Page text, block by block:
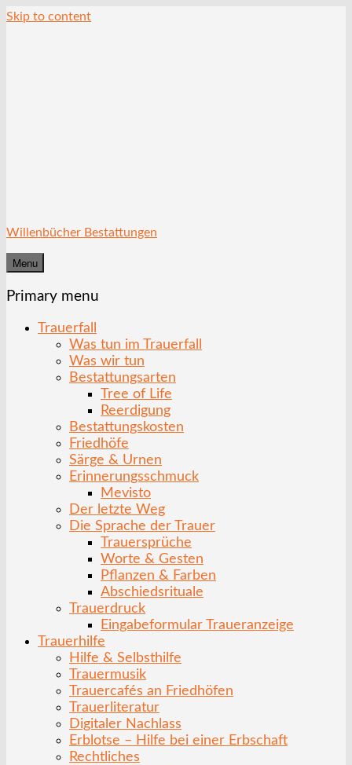
Skip to content
Willenbücher Bestattungen
Menu
Primary menu
Trauerfall
Was tun im Trauerfall
Was wir tun
Bestattungsarten
Tree of Life
Reerdigung
Bestattungskosten
Friedhöfe
Särge & Urnen
Erinnerungsschmuck
Mevisto
Der letzte Weg
Die Sprache der Trauer
Trauersprüche
Worte & Gesten
Pflanzen & Farben
Abschiedsrituale
Trauerdruck
Eingabeformular Traueranzeige
Trauerhilfe
Hilfe & Selbsthilfe
Trauermusik
Trauercafés an Friedhöfen
Trauerliteratur
Digitaler Nachlass
Erblotse – Hilfe bei einer Erbschaft
Rechtliches